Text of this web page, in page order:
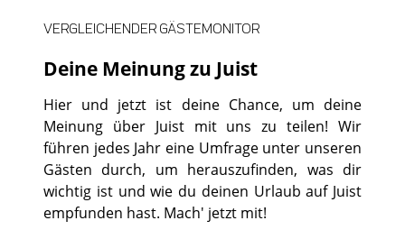
Deine Meinung zu Juist
VERGLEICHENDER GÄSTEMONITOR
Hier und jetzt ist deine Chance, um deine
Meinung über Juist mit uns zu teilen! Wir
führen jedes Jahr eine Umfrage unter unseren
Gästen durch, um herauszufinden, was dir
wichtig ist und wie du deinen Urlaub auf Juist
empfunden hast. Mach' jetzt mit!